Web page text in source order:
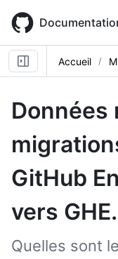
main
content
Accueil
Données
GitHub
vers
Quelles sont